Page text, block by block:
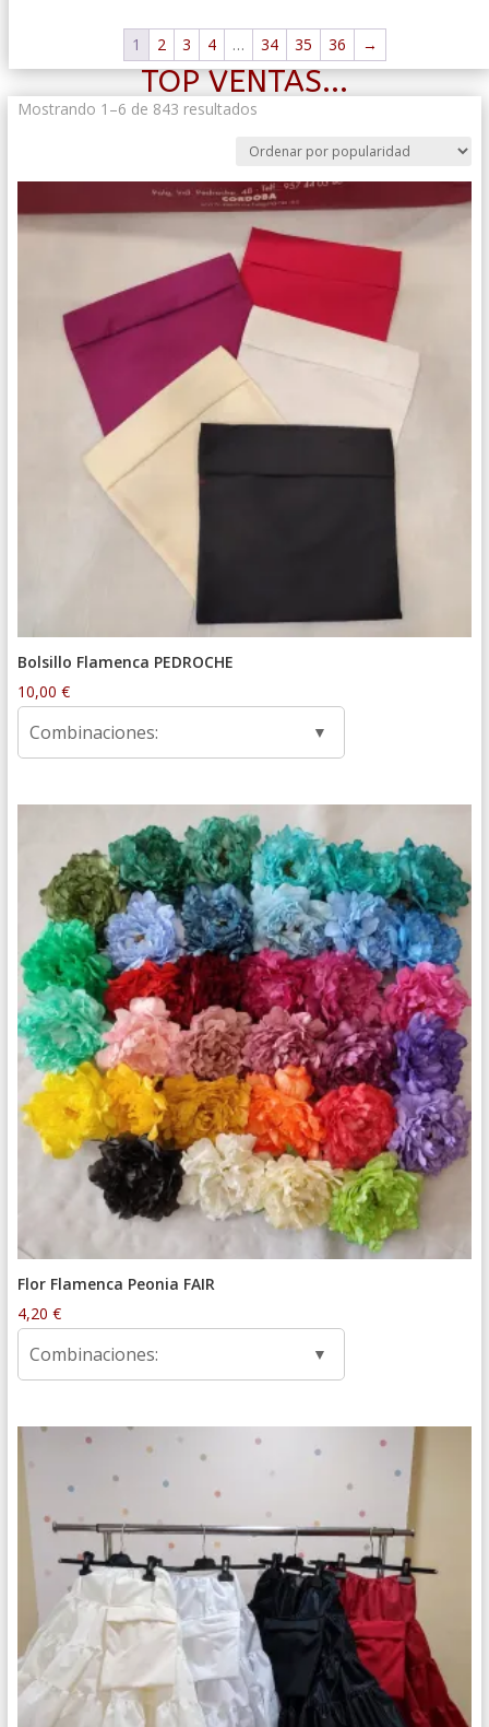
1 2 3 4 … 34 35 36 →
TOP VENTAS...
Mostrando 1–6 de 843 resultadosOrdenado
popularidad
Bolsillo Flamenca PEDROCHE
10,00 €
Combinaciones:
Flor Flamenca Peonia FAIR
4,20 €
Combinaciones: